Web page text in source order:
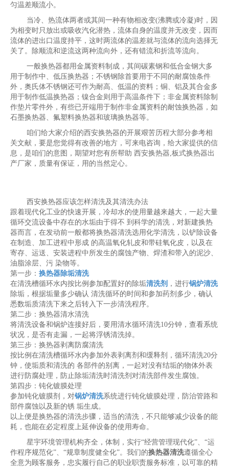
匀温差顺流小。
当冷、热流体两者或其间一种有物相改变(沸腾或冷凝)时，因
为相变时只放出或吸收汽化潜热，流体自身的温度并无改变，因而
流体的进出口温度持平，这时两流体的温差就与流体的流向选择无
关了。除顺流和逆流这两种流向外，还有错流和折流等流向。
一般换热器都用金属资料制成，其间碳素钢和低合金钢大多
用于制作中、低压换热器；不锈钢除首要用于不同的耐腐蚀条件
外，奥氏体不锈钢还可作为耐高、低温的资料；铜、铝及其合金多
用于制作低温换热器；镍合金则用于高温条件下；非金属资料除制
作垫片零件外，有些已开端用于制作非金属资料的耐蚀换热器，如
石墨换热器、氟塑料换热器和玻璃换热器等。
咱们给大家介绍的西安换热器的开展艰苦历程大部分参考相
关文献，要是您觉得有改善的地方，可来电咨询，给大家提供的信
息，是咱们的意图，期望对您有所帮助 西安换热器,板式换热器出
产厂家，质量有保证，用的当然定心。
西安换热器应该怎样清洗及其清洗办法
跟着现代化工业的快速开展，冷却水的使用量越来越大，一起大量
循环交流设备中存在的水垢由于得不 到科学的清洗，对新建换热
器而言，在发动前一般都将换热器清洗选用化学清洗，以铲除设备
在制造、加工进程中形成 的高温氧化轧皮和带硅氧化皮，以及在
寄存、运送、安装进程中所发生的腐蚀产物、焊渣和带入的泥沙、
油脂涂层、污 染物等。
第一步： 换热器除垢清洗
在清洗槽循环水内按比例参加配置好的除垢清洗剂 ，进行锅炉清洗
除垢，根据垢量多少确认 清洗循环的时间和参加药剂多少，确认
悉数垢质清洗下来之后转入下一步清洗程序。
第二步：换热器清水清洗
将清洗设备和锅炉连接好后，要用清水循环清洗10分钟，查看系统
状况，是否有走漏，一起将浮锈清洗掉。
第三步：换热器剥离防腐清洗
按比例在清洗槽循环水内参加外表剥离剂和缓释剂，循环清洗20分
钟，使垢质和清洗的 各部件的别离，一起对没有结垢的物体外表
进行防腐处理，防止除垢清洗时清洗剂对清洗部件发生腐蚀。
第四步：钝化镀膜处理
参加钝化镀膜剂，对锅炉清洗系统进行钝化镀膜处理，防治管路和
部件腐蚀以及新的锈 垢生成。
以上便是换热器的清洗步骤，适当的清洗，不只能够减少设备的能
耗，也能在必定程度上延伸设备的使用寿命。
星宇环境管理机构齐全，体制，实行“经营管理现代化”、“运
作程序规范化”、“规章制度健全化”。我们的换热器清洗遵循全心
全意为顾客服务，忠实履行自己的职业职责服务标准，以可靠的精